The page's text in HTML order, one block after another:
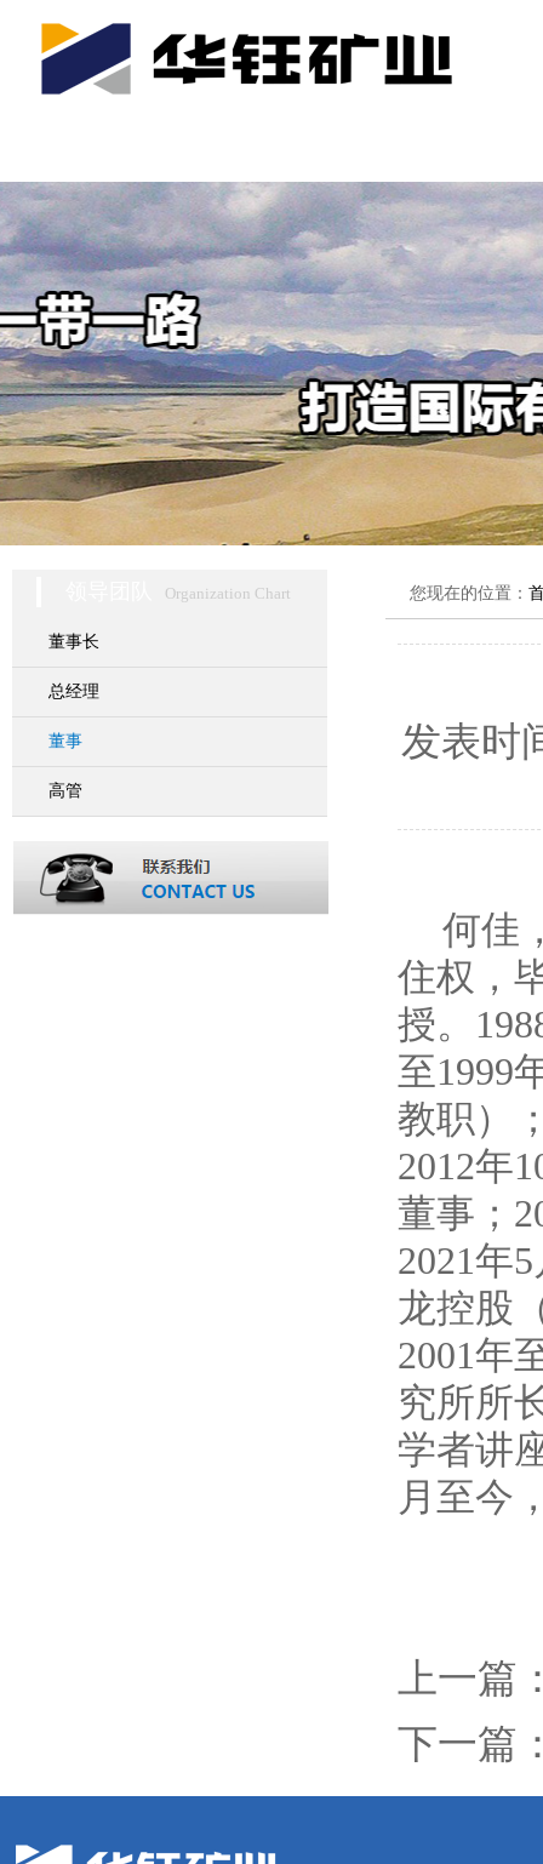
Organization Chart
董事长
总经理
董事
高管
您现在的位置：
发表时
何佳
住权，
授。
至1999
教职）
2012年
董事；
2021年
龙控股
2001年
究所所
学者讲
月至今
上一篇
下一篇